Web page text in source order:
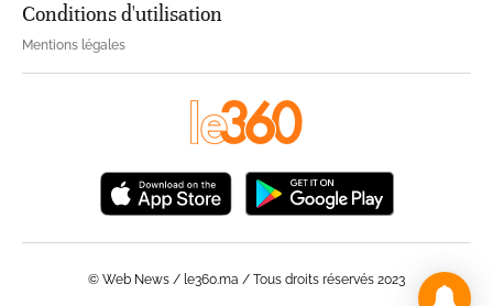
Conditions d'utilisation
Mentions légales
© Web News / le360.ma / Tous droits réservés 2023